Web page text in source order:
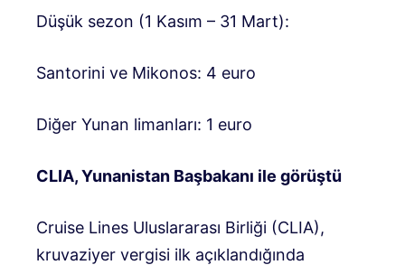
Düşük sezon (1 Kasım – 31 Mart):
Santorini ve Mikonos: 4 euro
Diğer Yunan limanları: 1 euro
CLIA, Yunanistan Başbakanı ile görüştü
Cruise Lines Uluslararası Birliği (CLIA),
kruvaziyer vergisi ilk açıklandığında